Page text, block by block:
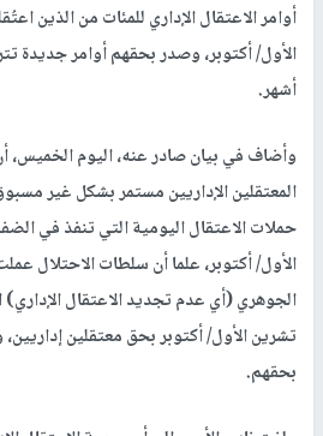
أوامر الاعتقال الإداري للمئات من الذين
الأول/ أكتوبر، وصدر بحقهم أوامر جديدة
أشهر.
وأضاف في بيان صادر عنه، اليوم الخميس،
المعتقلين الإداريين مستمر بشكل غير
حملات الاعتقال اليومية التي تنفذ في
الأول/ أكتوبر، علما أن سلطات الاحتلال
الجوهري (أي عدم تجديد الاعتقال
تشرين الأول/ أكتوبر بحق معتقلين
بحقهم.